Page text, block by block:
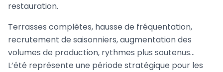
restauration.
Terrasses complètes, hausse de fréquentation,
recrutement de saisonniers, augmentation des
volumes de production, rythmes plus soutenus…
L’été représente une période stratégique pour les